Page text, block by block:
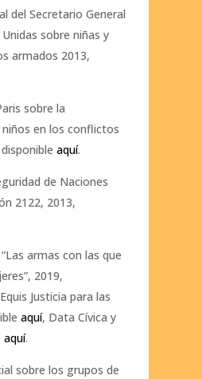
del Secretario General
sobre niñas y
armados 2013,
sobre la
en los conflictos
aquí.
de Naciones
2122, 2013,
armas con las que
2019,
Justicia para las
aquí, Data Cívica y
aquí.
sobre los grupos de